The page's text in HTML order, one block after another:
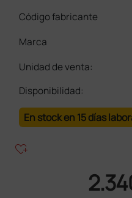
Código fabricante
Marca
Unidad de venta:
Disponibilidad:
En stock en 15 días
heart_plus